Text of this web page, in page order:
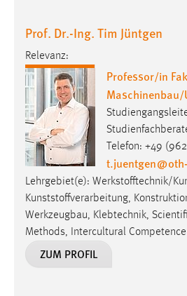
Prof. Dr.-Ing. Tim Jüntgen
Relevanz:
Professor/in
Telefon: +49
t.juentgen@
Lehrgebiet(e): Werkstofftechnik/
Kunststoffverarbeitung,
Werkzeugbau, Klebtechnik,
Methods, Intercultural Competence
ZUM PROFIL